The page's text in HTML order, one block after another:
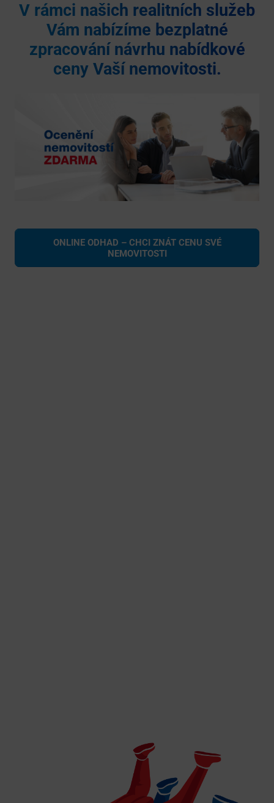
V rámci našich realitních služeb
Vám nabízíme bezplatné
zpracování návrhu nabídkové
ceny Vaší nemovitosti.
ONLINE ODHAD – CHCI ZNÁT CENU SVÉ
NEMOVITOSTI